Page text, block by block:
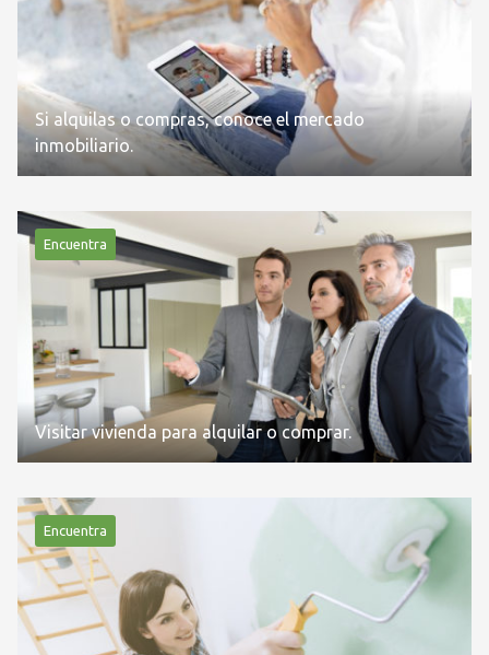
Si alquilas o compras, conoce el mercado
inmobiliario.
Encuentra
Visitar vivienda para alquilar o comprar.
Encuentra